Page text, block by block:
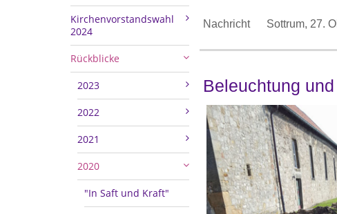
Kirchenvorstandswahl
2024
Rückblicke
2023
2022
2021
2020
"In Saft und Kraft"
Nachricht Sottrum, 27.
Beleuchtung